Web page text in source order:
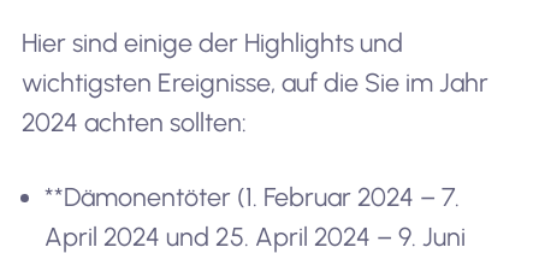
Hier sind einige der Highlights und
wichtigsten Ereignisse, auf die Sie im Jahr
2024 achten sollten:
**Dämonentöter (1. Februar 2024 – 7.
April 2024 und 25. April 2024 – 9. Juni